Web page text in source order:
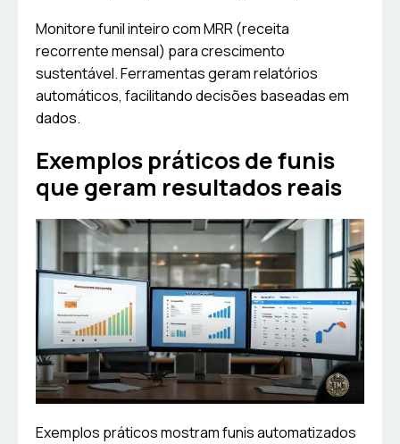
Monitore funil inteiro com MRR (receita
recorrente mensal) para crescimento
sustentável. Ferramentas geram relatórios
automáticos, facilitando decisões baseadas em
dados.
Exemplos práticos de funis
que geram resultados reais
Exemplos práticos mostram funis automatizados